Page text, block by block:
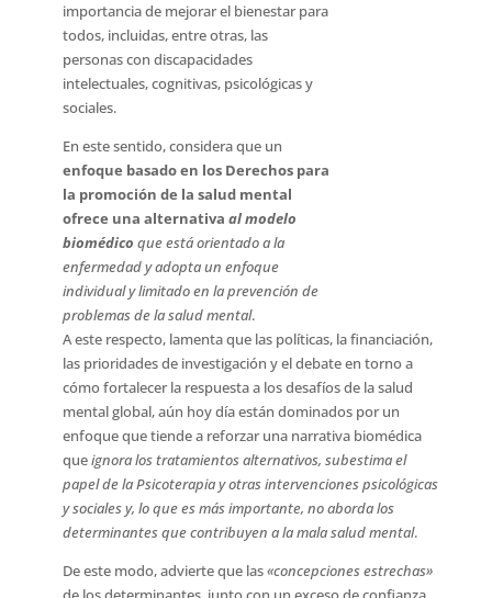
importancia de mejorar el bienestar para
todos, incluidas, entre otras, las
personas con discapacidades
intelectuales, cognitivas, psicológicas y
sociales.
En este sentido, considera que un
enfoque basado en los Derechos para
la promoción de la salud mental
ofrece una alternativa al modelo
biomédico que está orientado a la
enfermedad y adopta un enfoque
individual y limitado en la prevención de
problemas de la salud mental.
A este respecto, lamenta que las políticas, la financiación,
las prioridades de investigación y el debate en torno a
cómo fortalecer la respuesta a los desafíos de la salud
mental global, aún hoy día están dominados por un
enfoque que tiende a reforzar una narrativa biomédica
queignora los tratamientos alternativos, subestima el
papel de la Psicoterapia y otras intervenciones psicológicas
y sociales y, lo que es más importante, no aborda los
determinantes que contribuyen a la mala salud mental.
De este modo, advierte que las«concepciones estrechas»